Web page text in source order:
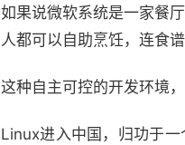
如果说微软系统是一家餐
人都可以自助烹饪，连食
这种自主可控的开发环境
Linux进入中国，归功于